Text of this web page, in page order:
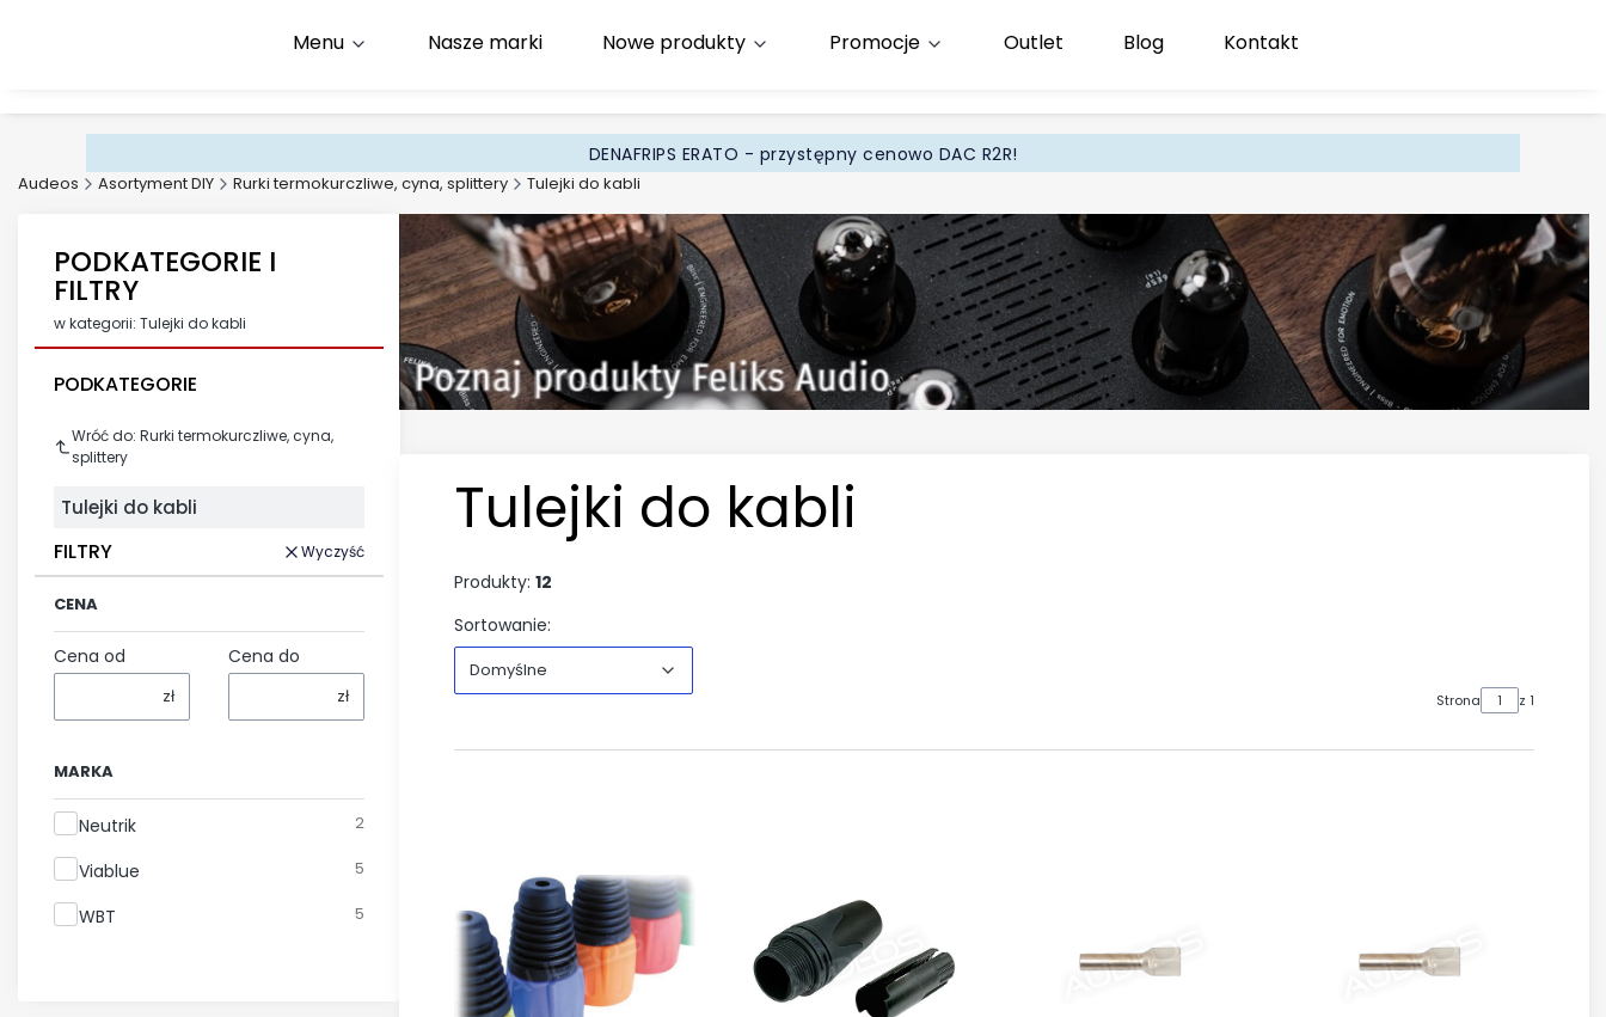
Infolinia:
+48 500 600 965
DENAFRIPS ERATO - przystępny cenowo DAC R2R!
Menu Nasze marki Nowe produkty Promocje Outlet Blog Kontakt
Audeos Asortyment DIY Rurki termokurczliwe, cyna, splittery Tulejki do kabli
PODKATEGORIE I
FILTRY
w kategorii: Tulejki do kabli
PODKATEGORIE
Wróć do: Rurki termokurczliwe, cyna,
splittery
Tulejki do kabli
FILTRY Wyczyść
CENA
Cena od
zł
Cena do
zł
MARKA
Marka
Neutrik 2
Viablue 5
WBT 5
Tulejki do kabli
Produkty: 12
Sortowanie:
Domyślne
Strona z 1